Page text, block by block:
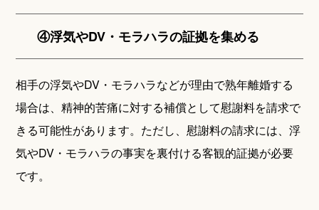
④浮気やDV・モラハラの証拠を集める
相手の浮気やDV・モラハラなどが理由で熟年離婚する
場合は、精神的苦痛に対する補償として慰謝料を請求で
きる可能性があります。ただし、慰謝料の請求には、浮
気やDV・モラハラの事実を裏付ける客観的証拠が必要
です。